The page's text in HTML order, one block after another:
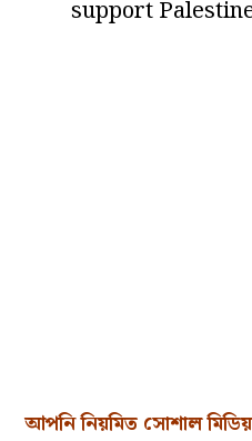
আপনি নিয়মিত সোশাল